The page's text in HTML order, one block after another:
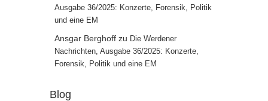
Ausgabe 36/2025: Konzerte, Forensik, Politik
und eine EM
Ansgar Berghoff zu Die Werdener
Nachrichten, Ausgabe 36/2025: Konzerte,
Forensik, Politik und eine EM
Blog